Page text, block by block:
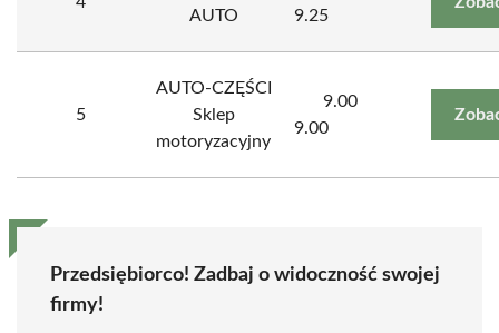
AUTO
9.25
5
AUTO-CZĘŚCI
Sklep
motoryzacyjny
9.00
9.00
Przedsiębiorco! Zadbaj o widoczność swojej
firmy!